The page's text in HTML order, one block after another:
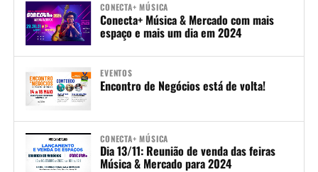
CONECTA+ MÚSICA
Conecta+ Música & Mercado com mais
espaço e mais um dia em 2024
EVENTOS
Encontro de Negócios está de volta!
CONECTA+ MÚSICA
Dia 13/11: Reunião de venda das feiras
Música & Mercado para 2024